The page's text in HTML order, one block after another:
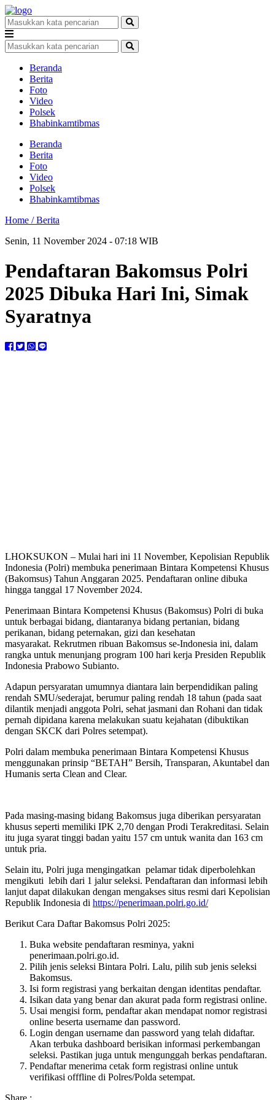
Beranda
Berita
Foto
Video
Polsek
Bhabinkamtibmas
Beranda
Berita
Foto
Video
Polsek
Bhabinkamtibmas
Home /Berita
Senin, 11 November 2024 - 07:18 WIB
Pendaftaran Bakomsus Polri
2025 Dibuka Hari Ini, Simak
Syaratnya
LHOKSUKON – Mulai hari ini 11 November, Kepolisian Republik
Indonesia (Polri) membuka penerimaan Bintara Kompetensi Khusus
(Bakomsus) Tahun Anggaran 2025. Pendaftaran online dibuka
hingga tanggal 17 November 2024.
Penerimaan Bintara Kompetensi Khusus (Bakomsus) Polri di buka
untuk berbagai bidang, diantaranya bidang pertanian, bidang
perikanan, bidang peternakan, gizi dan kesehatan
masyarakat. Rekrutmen ribuan Bakomsus se-Indonesia ini, dalam
rangka untuk menunjang program 100 hari kerja Presiden Republik
Indonesia Prabowo Subianto.
Adapun persyaratan umumnya diantara lain berpendidikan paling
rendah SMU/sederajat, berumur paling rendah 18 tahun (pada saat
dilantik menjadi anggota Polri, sehat jasmani dan Rohani dan tidak
pernah dipidana karena melakukan suatu kejahatan (dibuktikan
dengan SKCK dari Polres setempat).
Polri dalam membuka penerimaan Bintara Kompetensi Khusus
menggunakan prinsip “BETAH” Bersih, Transparan, Akuntabel dan
Humanis serta Clean and Clear.​
Pada masing-masing bidang Bakomsus juga diberikan persyaratan
khusus seperti memiliki IPK 2,70 dengan Prodi Terakreditasi. Selain
itu juga syarat tinggi badan yaitu 157 cm untuk wanita dan 163 cm
untuk pria.
Selain itu, Polri juga mengingatkan pelamar tidak diperbolehkan
mengikuti lebih dari 1 jalur seleksi. Pendaftaran dan informasi lebih
lanjut dapat dilakukan dengan mengakses situs resmi dari Kepolisian
Republik Indonesia di https://penerimaan.polri.go.id/
Berikut Cara Daftar Bakomsus Polri 2025:
Buka website pendaftaran resminya, yakni
penerimaan.polri.go.id.
Pilih jenis seleksi Bintara Polri. Lalu, pilih sub jenis seleksi
Bakomsus.
Isi form registrasi yang berkaitan dengan identitas pendaftar.
Isikan data yang benar dan akurat pada form registrasi online.
Usai mengisi form, pendaftar akan mendapat nomor registrasi
online beserta username dan password.
Login dengan username dan password yang telah didaftar.
Akan terbuka dashboard berisikan informasi perkembangan
seleksi. Pastikan juga untuk mengunggah berkas pendaftaran.
Pendaftar menerima cetak form registrasi online untuk
verifikasi offfline di Polres/Polda setempat.
Share :